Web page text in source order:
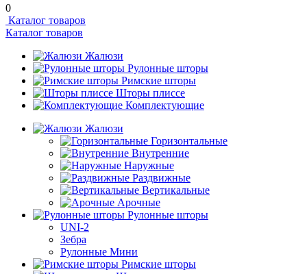
0
Каталог товаров
Каталог товаров
Жалюзи
Рулонные шторы
Римские шторы
Шторы плиссе
Комплектующие
Жалюзи
Горизонтальные
Внутренние
Наружные
Раздвижные
Вертикальные
Арочные
Рулонные шторы
UNI-2
Зебра
Рулонные Мини
Римские шторы